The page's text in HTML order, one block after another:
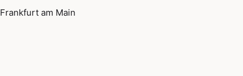
Frankfurt am Main